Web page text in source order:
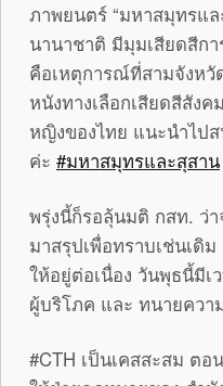
ภาพยนตร์ “มหาสมุทรแ
นานาชาติ มีมุมเสียดสีก
คือเหตุการณ์ที่สามจังห
หนังทางเลือกเสียดสีสัง
หญิงของไทย แนะนำไป
ค่ะ ‪#‎มหาสมุทรและสุสาน
พรุ่งนี้ก็รอลุ้นมติ กสท. ว่
มาสรุปเพื่อทราบเช่นเดิม
ให้อยู่ต่อเนื่อง วันพุธนี้มี
ผู้บริโภค และ ทนายควา
#CTH เป็นเคสสะสม ตอ